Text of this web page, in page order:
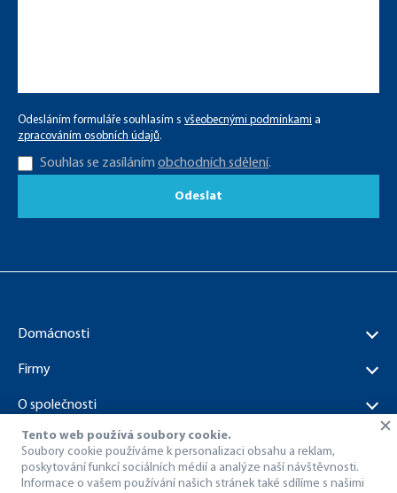
Odesláním formuláře souhlasím s všeobecnými podmínkami a
zpracováním osobních údajů.
Souhlas se zasíláním obchodních sdělení.
Odeslat
Domácnosti
Firmy
O společnosti
Dokumenty ke stažení
Tento web používá soubory cookie.
Soubory cookie používáme k personalizaci obsahu a reklam,
poskytování funkcí sociálních médií a analýze naší návštěvnosti.
Informace o vašem používání našich stránek také sdílíme s našimi